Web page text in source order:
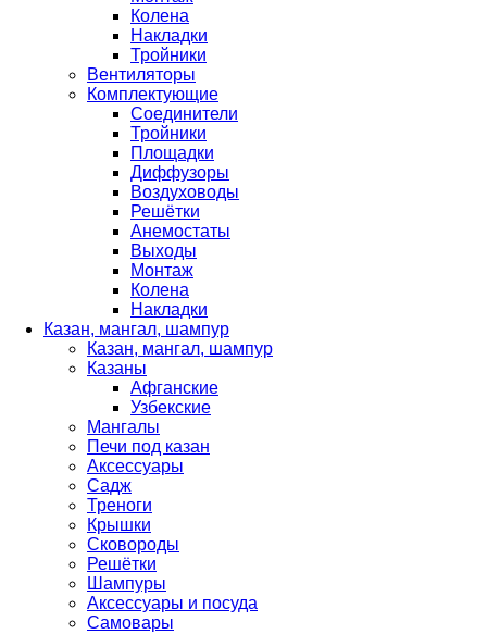
Колена
Накладки
Тройники
Вентиляторы
Комплектующие
Соединители
Тройники
Площадки
Диффузоры
Воздуховоды
Решётки
Анемостаты
Выходы
Монтаж
Колена
Накладки
Казан, мангал, шампур
Казан, мангал, шампур
Казаны
Афганские
Узбекские
Мангалы
Печи под казан
Аксессуары
Садж
Треноги
Крышки
Сковороды
Решётки
Шампуры
Аксессуары и посуда
Самовары